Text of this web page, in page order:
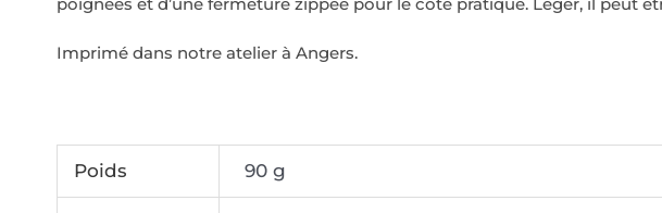
Imprimé dans notre atelier à Angers.
Poids 90 g